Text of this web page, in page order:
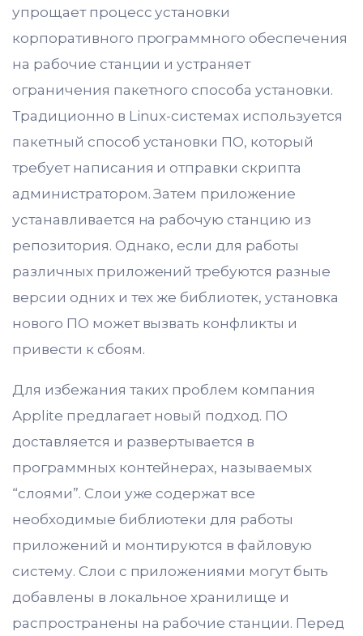
упрощает процесс установки
корпоративного программного обеспечения
на рабочие станции и устраняет
ограничения пакетного способа установки.
Традиционно в Linux-системах используется
пакетный способ установки ПО, который
требует написания и отправки скрипта
администратором. Затем приложение
устанавливается на рабочую станцию из
репозитория. Однако, если для работы
различных приложений требуются разные
версии одних и тех же библиотек, установка
нового ПО может вызвать конфликты и
привести к сбоям.
Для избежания таких проблем компания
Applite предлагает новый подход. ПО
доставляется и развертывается в
программных контейнерах, называемых
“слоями”. Слои уже содержат все
необходимые библиотеки для работы
приложений и монтируются в файловую
систему. Слои с приложениями могут быть
добавлены в локальное хранилище и
распространены на рабочие станции. Перед